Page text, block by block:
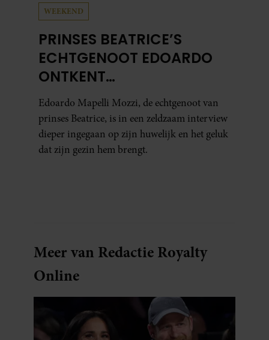
WEEKEND
PRINSES BEATRICE’S
ECHTGENOOT EDOARDO
ONTKENT
HUWELIJKSPROBLEMEN
Edoardo Mapelli Mozzi, de echtgenoot van
prinses Beatrice, is in een zeldzaam interview
dieper ingegaan op zijn huwelijk en het geluk
dat zijn gezin hem brengt.
Meer van Redactie Royalty
Online